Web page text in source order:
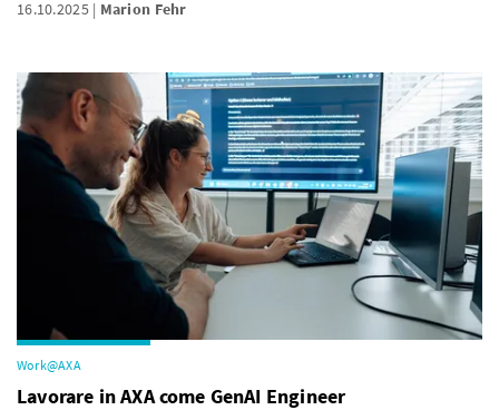
16.10.2025 Marion Fehr
Work@AXA
Lavorare in AXA come GenAI Engineer